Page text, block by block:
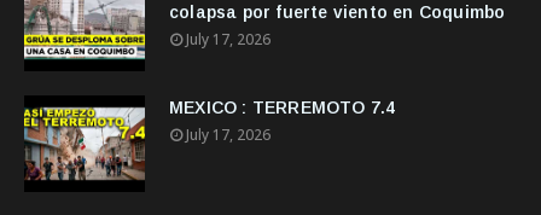
colapsa por fuerte viento en Coquimbo
July 17, 2026
MEXICO : TERREMOTO 7.4
July 17, 2026